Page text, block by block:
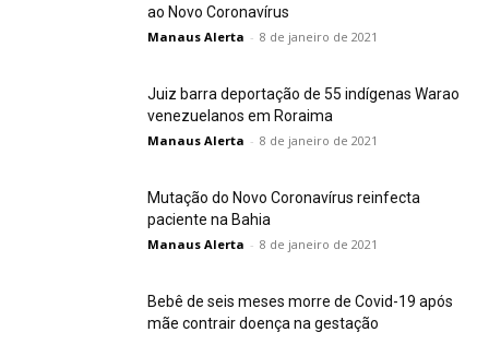
ao Novo Coronavírus
Manaus Alerta - 8 de janeiro de 2021
Juiz barra deportação de 55 indígenas Warao
venezuelanos em Roraima
Manaus Alerta - 8 de janeiro de 2021
Mutação do Novo Coronavírus reinfecta
paciente na Bahia
Manaus Alerta - 8 de janeiro de 2021
Bebê de seis meses morre de Covid-19 após
mãe contrair doença na gestação